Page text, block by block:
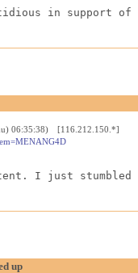
in support of
06:35:38) [116.212.150.*]
I just
up